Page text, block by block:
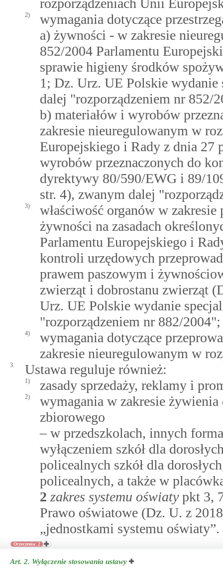
rozporządzeniach Unii
2)
wymagania dotyczące
a) żywności - w zakresie
852/2004 Parlamentu
sprawie higieny środków
1; Dz. Urz. UE Polskie wydanie
dalej "rozporządzeniem nr 852/
b) materiałów i wyrobów
zakresie nieuregulowanym w
Europejskiego i Rady z dnia 27
wyrobów przeznaczonych do
dyrektywy 80/590/EWG i 89/
str. 4), zwanym dalej
3)
właściwość organów w
żywności na zasadach
Parlamentu Europejskiego i
kontroli urzędowych
prawem paszowym i
zwierząt i dobrostanu zwierząt
Urz. UE Polskie wydanie
"rozporządzeniem nr 882/2004";
4)
wymagania dotyczące
zakresie nieuregulowanym w
3. Ustawa reguluje również:
1) zasady sprzedaży, reklamy i
2)
wymagania w zakresie
zbiorowego
– w przedszkolach, innych
wyłączeniem szkół dla
policealnych szkół dla
policealnych, a także w
2 zakres systemu oświatypkt 3,
Prawo oświatowe (Dz. U. z
„jednostkami systemu oświaty”.
Orzeczenia: 2
Art. 2. Wyłączenie stosowania ustawy